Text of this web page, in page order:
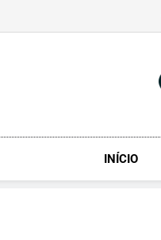
INÍCIO